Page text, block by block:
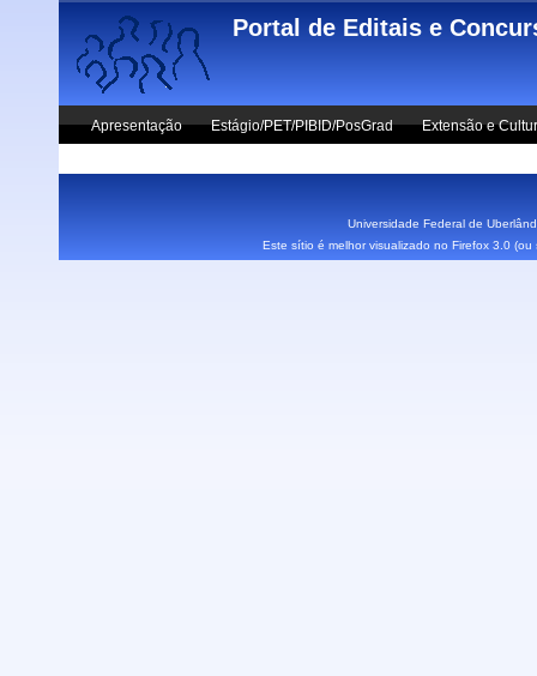
Skip to main content
Portal de Editais e
Apresentação Estágio/PET/PIBID/PosGrad Extensão e
Universidade Federal de
Este sítio é melhor visualizado no Firefox 3.0